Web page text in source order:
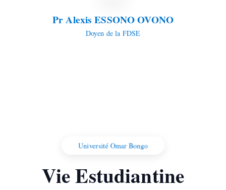
Pr Alexis ESSONO OVONO
Doyen de la FDSE
Université Omar Bongo
Vie Estudiantine